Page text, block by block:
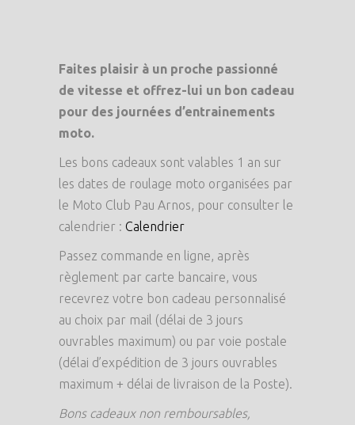
Faites plaisir à un proche passionné
de vitesse et offrez-lui un bon cadeau
pour des journées d’entrainements
moto.
Les bons cadeaux sont valables 1 an sur
les dates de roulage moto organisées par
le Moto Club Pau Arnos, pour consulter le
calendrier : Calendrier
Passez commande en ligne, après
règlement par carte bancaire, vous
recevrez votre bon cadeau personnalisé
au choix par mail (délai de 3 jours
ouvrables maximum) ou par voie postale
(délai d’expédition de 3 jours ouvrables
maximum + délai de livraison de la Poste).
Bons cadeaux non remboursables,